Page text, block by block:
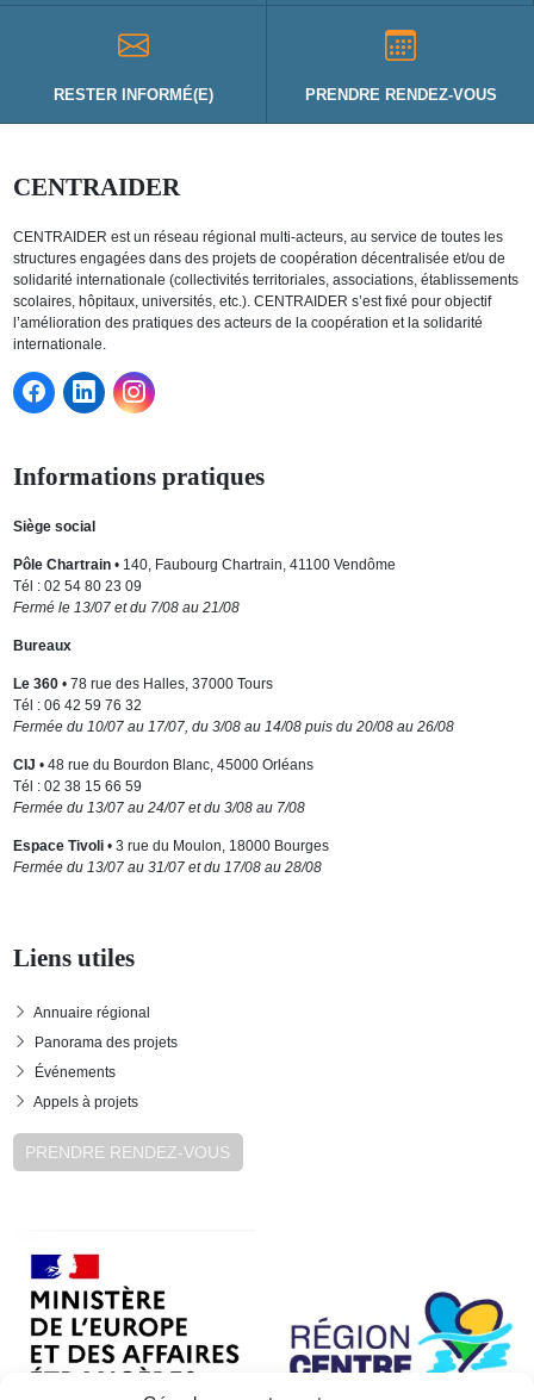
RESTER INFORMÉ(E) PRENDRE RENDEZ-VOUS
CENTRAIDER
CENTRAIDER est un réseau régional multi-acteurs, au service de toutes les
structures engagées dans des projets de coopération décentralisée et/ou de
solidarité internationale (collectivités territoriales, associations, établissements
scolaires, hôpitaux, universités, etc.). CENTRAIDER s’est fixé pour objectif
l’amélioration des pratiques des acteurs de la coopération et la solidarité
internationale.
Informations pratiques
Siège social
Pôle Chartrain• 140, Faubourg Chartrain, 41100 Vendôme
Tél : 02 54 80 23 09
Fermé le 13/07 et du 7/08 au 21/08
Bureaux
Le 360• 78 rue des Halles, 37000 Tours
Tél : 06 42 59 76 32
Fermée du 10/07 au 17/07, du 3/08 au 14/08 puis du 20/08 au 26/08
CIJ • 48 rue du Bourdon Blanc, 45000 Orléans
Tél : 02 38 15 66 59
Fermée du 13/07 au 24/07 et du 3/08 au 7/08
Espace Tivoli• 3 rue du Moulon, 18000 Bourges
Fermée du 13/07 au 31/07 et du 17/08 au 28/08
Liens utiles
Annuaire régional
Panorama des projets
Événements
Appels à projets
PRENDRE RENDEZ-VOUS